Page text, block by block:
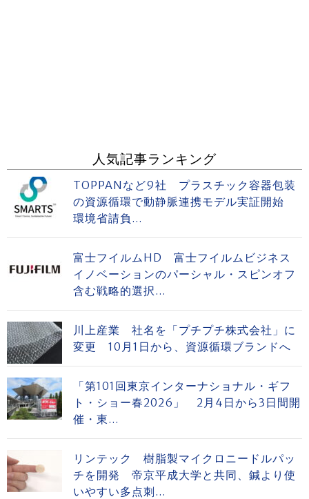
人気記事ランキング
TOPPANなど9社 プラスチック容器包装
の資源循環で動静脈連携モデル実証開始
環境省請負...
富士フイルムHD 富士フイルムビジネス
イノベーションのパーシャル・スピンオフ
含む戦略的選択...
川上産業 社名を「プチプチ株式会社」に
変更 10月1日から、資源循環ブランドへ
「第101回東京インターナショナル・ギフ
ト・ショー春2026」 2月4日から3日間開
催・東...
リンテック 樹脂製マイクロニードルパッ
チを開発 帝京平成大学と共同、鍼より使
いやすい多点刺...